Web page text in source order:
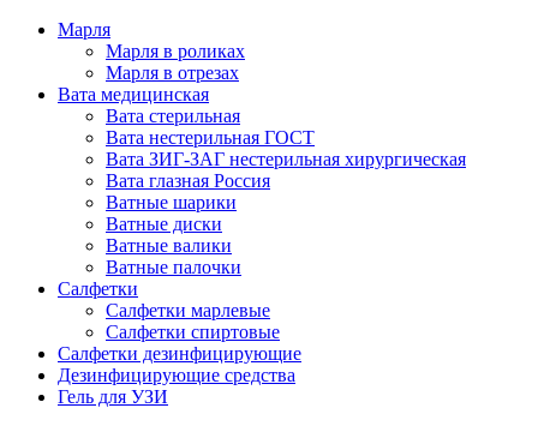
Марля
Марля в роликах
Марля в отрезах
Вата медицинская
Вата стерильная
Вата нестерильная ГОСТ
Вата ЗИГ-ЗАГ нестерильная хирургическая
Вата глазная Россия
Ватные шарики
Ватные диски
Ватные валики
Ватные палочки
Салфетки
Салфетки марлевые
Салфетки спиртовые
Салфетки дезинфицирующие
Дезинфицирующие средства
Гель для УЗИ